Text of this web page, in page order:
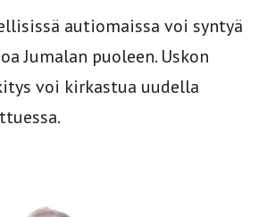
autiomaissa voi syntyä
Jumalan puoleen. Uskon
voi kirkastua uudella